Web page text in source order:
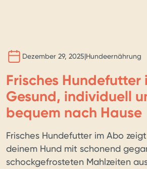
Dezember 29, 2025|Hundeernährung
Frisches Hundefutter
Gesund, individuell
bequem nach Hause
Frisches Hundefutter im Abo
deinem Hund mit schonend
schockgefrosteten Mahlzeiten